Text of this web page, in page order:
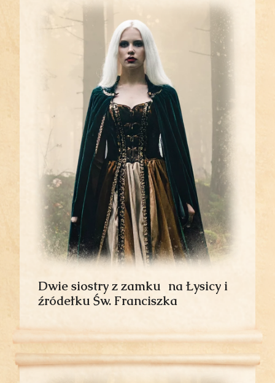
Dwie siostry z zamku na Łysicy i
źródełku Św. Franciszka